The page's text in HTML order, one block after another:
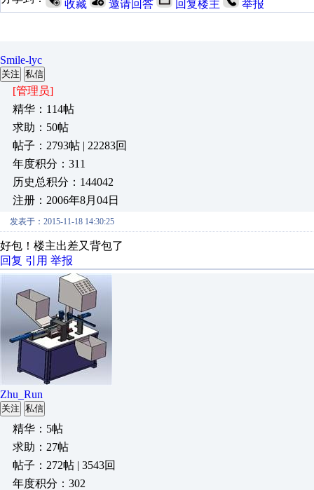
收藏 邀请回答 回复楼主 举报
Smile-lyc
关注 私信
[管理员]
精华：114帖
求助：50帖
帖子：2793帖 | 22283回
年度积分：311
历史总积分：144042
注册：2006年8月04日
发表于：2015-11-18 14:30:25
好包！楼主出差又背包了
回复 引用 举报
Zhu_Run
关注 私信
精华：5帖
求助：27帖
帖子：272帖 | 3543回
年度积分：302